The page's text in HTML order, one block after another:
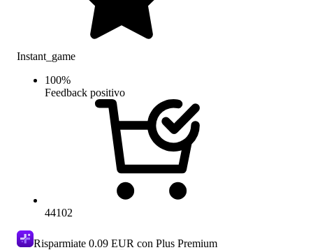
Instant_game
100%
Feedback positivo
44102
Risparmiate 0.09 EUR con Plus Premium